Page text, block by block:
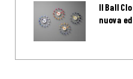
Il Ball
nuova